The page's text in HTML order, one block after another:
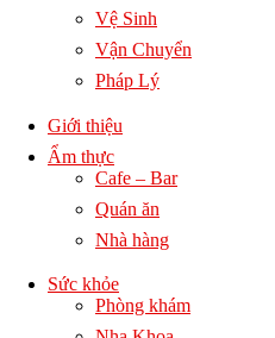
Vệ Sinh
Vận Chuyển
Pháp Lý
Giới thiệu
Ẩm thực
Cafe – Bar
Quán ăn
Nhà hàng
Sức khỏe
Phòng khám